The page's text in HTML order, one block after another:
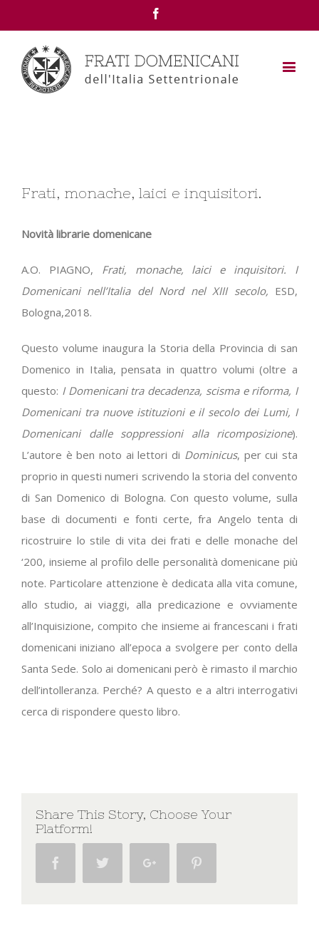
Larger
Frati, monache, laici e inquisitori.
Novità librarie domenicane
A.O. PIAGNO, Frati, monache, laici e inquisitori. I
Domenicani nell’Italia del Nord nel XIII secolo, ESD,
Bologna,2018.
Questo volume inaugura la Storia della Provincia di san
Domenico in Italia, pensata in quattro volumi (oltre a
questo: I Domenicani tra decadenza, scisma e riforma, I
Domenicani tra nuove istituzioni e il secolo dei Lumi, I
Domenicani dalle soppressioni alla ricomposizione).
L’autore è ben noto ai lettori di Dominicus, per cui sta
proprio in questi numeri scrivendo la storia del convento
di San Domenico di Bologna. Con questo volume, sulla
base di documenti e fonti certe, fra Angelo tenta di
ricostruire lo stile di vita dei frati e delle monache del
‘200, insieme al profilo delle personalità domenicane più
note. Particolare attenzione è dedicata alla vita comune,
allo studio, ai viaggi, alla predicazione e ovviamente
all’Inquisizione, compito che insieme ai francescani i frati
domenicani iniziano all’epoca a svolgere per conto della
Santa Sede. Solo ai domenicani però è rimasto il marchio
dell’intolleranza. Perché? A questo e a altri interrogativi
cerca di rispondere questo libro.
Share This Story, Choose Your
Platform!
Facebook Twitter Google+